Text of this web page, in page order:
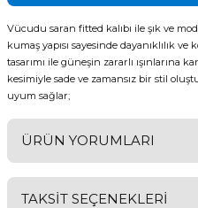
Vücudu saran fitted kalıbı ile şık ve
kumaş yapısı sayesinde dayanıklılık
tasarımı ile güneşin zararlı ışınlarına
kesimiyle sade ve zamansız bir stil
uyum sağlar;
ÜRÜN YORUMLARI
TAKSİT SEÇENEKLERİ